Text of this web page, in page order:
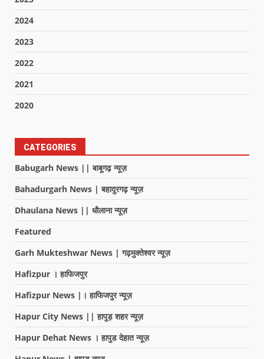
2024
2023
2022
2021
2020
CATEGORIES
Babugarh News || बाबूगढ़ न्यूज़
Bahadurgarh News | बहादुरगढ़ न्यूज़
Dhaulana News || धौलाना न्यूज़
Featured
Garh Mukteshwar News | गढ़मुक्तेश्वर न्यूज़
Hafizpur । हाफिजपुर
Hafizpur News |। हाफिजपुर न्यूज़
Hapur City News || हापुड़ शहर न्यूज़
Hapur Dehat News । हापुड देहात न्यूज़